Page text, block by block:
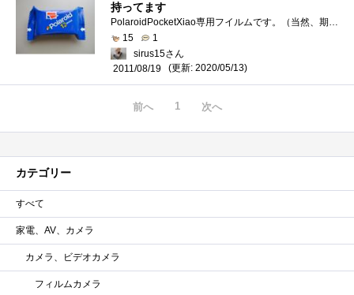
持ってます
PolaroidPocketXiao専用フイルムです。（当然、期限切れ）記念として残っています。。。当時はプリクラブームでもあり、女子高生を中心に爆発的に�...
15
1
sirus15さん
2011/08/19
(更新: 2020/05/13)
前へ 1 次へ
カテゴリー
すべて
家電、AV、カメラ
カメラ、ビデオカメラ
フィルムカメラ